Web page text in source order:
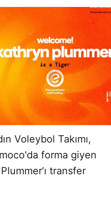
Voleybol Takımı,
forma giyen
transfer